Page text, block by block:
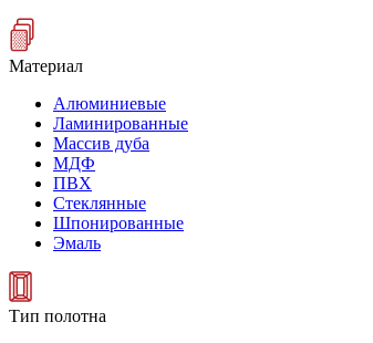
Материал
Алюминиевые
Ламинированные
Массив дуба
МДФ
ПВХ
Стеклянные
Шпонированные
Эмаль
Тип полотна